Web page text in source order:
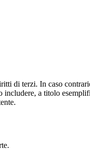
di terzi. In caso
includere, a titolo